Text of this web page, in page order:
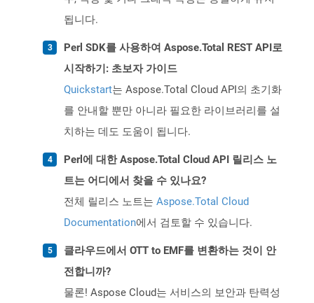
됩니다.
Perl SDK를 사용하여 Aspose.Total REST API로
시작하기: 초보자 가이드
Quickstart는 Aspose.Total Cloud API의 초기화
를 안내할 뿐만 아니라 필요한 라이브러리를 설
치하는 데도 도움이 됩니다.
Perl에 대한 Aspose.Total Cloud API 릴리스 노
트는 어디에서 찾을 수 있나요?
전체 릴리스 노트는 Aspose.Total Cloud
Documentation에서 검토할 수 있습니다.
클라우드에서 OTT to EMF를 변환하는 것이 안
전합니까?
물론! Aspose Cloud는 서비스의 보안과 탄력성